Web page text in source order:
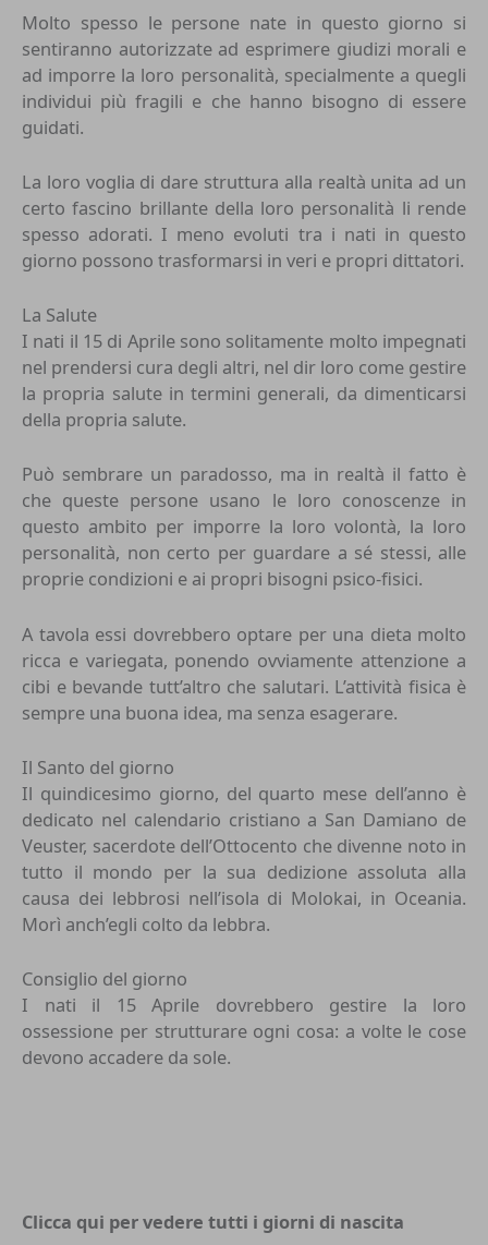
Molto spesso le persone nate in questo giorno si
sentiranno autorizzate ad esprimere giudizi morali e
ad imporre la loro personalità, specialmente a quegli
individui più fragili e che hanno bisogno di essere
guidati.
La loro voglia di dare struttura alla realtà unita ad un
certo fascino brillante della loro personalità li rende
spesso adorati. I meno evoluti tra i nati in questo
giorno possono trasformarsi in veri e propri dittatori.
La Salute
I nati il 15 di Aprile sono solitamente molto impegnati
nel prendersi cura degli altri, nel dir loro come gestire
la propria salute in termini generali, da dimenticarsi
della propria salute.
Può sembrare un paradosso, ma in realtà il fatto è
che queste persone usano le loro conoscenze in
questo ambito per imporre la loro volontà, la loro
personalità, non certo per guardare a sé stessi, alle
proprie condizioni e ai propri bisogni psico-fisici.
A tavola essi dovrebbero optare per una dieta molto
ricca e variegata, ponendo ovviamente attenzione a
cibi e bevande tutt’altro che salutari. L’attività fisica è
sempre una buona idea, ma senza esagerare.
Il Santo del giorno
Il quindicesimo giorno, del quarto mese dell’anno è
dedicato nel calendario cristiano a San Damiano de
Veuster, sacerdote dell’Ottocento che divenne noto in
tutto il mondo per la sua dedizione assoluta alla
causa dei lebbrosi nell’isola di Molokai, in Oceania.
Morì anch’egli colto da lebbra.
Consiglio del giorno
I nati il 15 Aprile dovrebbero gestire la loro
ossessione per strutturare ogni cosa: a volte le cose
devono accadere da sole.
Clicca qui per vedere tutti i giorni di nascita